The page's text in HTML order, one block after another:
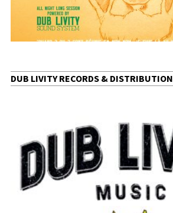
DUB LIVITY RECORDS & DISTRIBUTION